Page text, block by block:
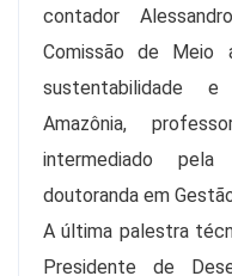
contador
Comissão de Meio
sustentabilidade
Amazônia,
intermediado pela
doutoranda em
A última palestra
Presidente de